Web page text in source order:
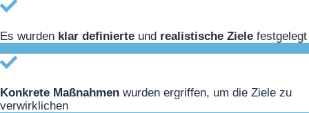
Es wurden klar definierte und realistische Ziele festgelegt
Konkrete Maßnahmen wurden ergriffen, um die Ziele zu
verwirklichen